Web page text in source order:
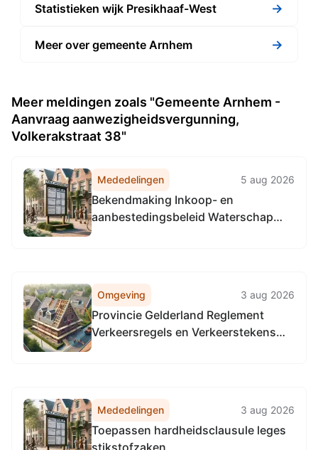
Statistieken wijk Presikhaaf-West →
Meer over gemeente Arnhem →
Meer meldingen zoals "Gemeente Arnhem -
Aanvraag aanwezigheidsvergunning,
Volkerakstraat 38"
Mededelingen 5 aug 2026
Bekendmaking Inkoop- en
aanbestedingsbeleid Waterschap
Omgeving 3 aug 2026
Provincie Gelderland Reglement
Verkeersregels en Verkeerstekens
Mededelingen 3 aug 2026
Toepassen hardheidsclausule leges
stikstofzaken